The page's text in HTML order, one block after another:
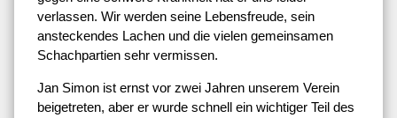
verlassen. Wir werden seine Lebensfreude, sein
ansteckendes Lachen und die vielen gemeinsamen
Schachpartien sehr vermissen.
Jan Simon ist ernst vor zwei Jahren unserem Verein
beigetreten, aber er wurde schnell ein wichtiger Teil des